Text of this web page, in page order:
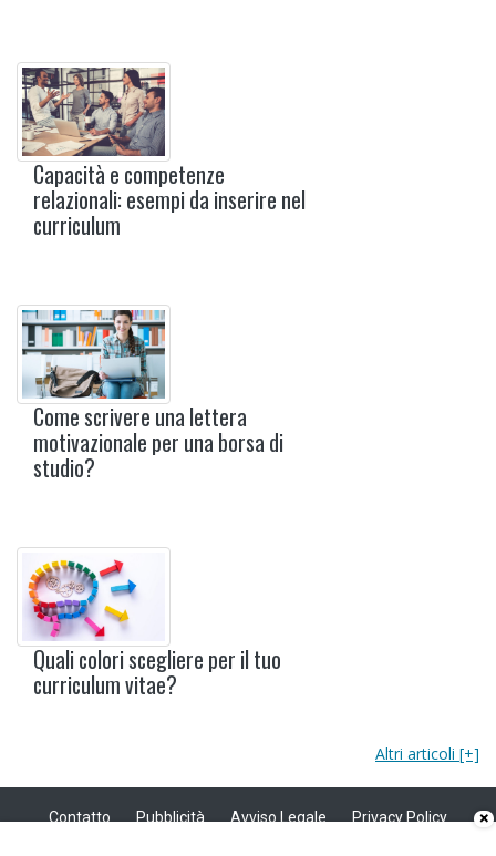
Capacità e competenze
relazionali: esempi da inserire nel
curriculum
Come scrivere una lettera
motivazionale per una borsa di
studio?
Quali colori scegliere per il tuo
curriculum vitae?
Altri articoli [+]
Contatto Pubblicità Avviso Legale
Privacy Policy
×